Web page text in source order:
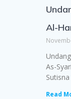
Al-
As-
Read